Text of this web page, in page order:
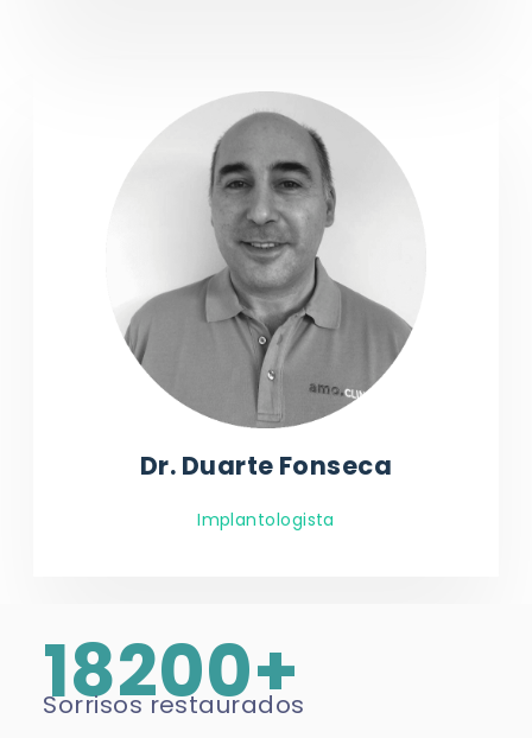
Dr. Duarte Fonseca
Implantologista
18200+
Sorrisos restaurados